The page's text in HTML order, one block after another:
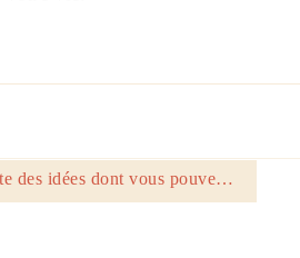
des idées dont vous pouve…